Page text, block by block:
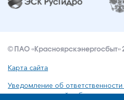
© ПАО «Красноярскэнергосбыт»
Карта сайта
Уведомление об
интеллектуальной собственности